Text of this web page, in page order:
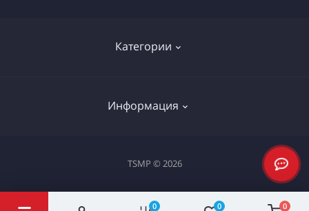
0 0 0
Категории
Электроинструменты
Информация
Доставка и оплата
Политика конфиденциальности
TSMP © 2026